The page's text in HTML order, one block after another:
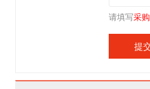
请填写采购